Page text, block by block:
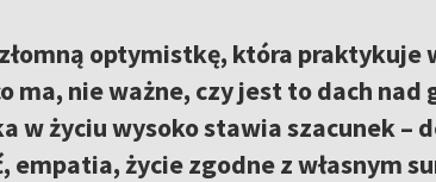
optymistkę, która praktykuje
ma, nie ważne, czy jest to dach nad
w życiu wysoko stawia szacunek –
empatia, życie zgodne z własnym